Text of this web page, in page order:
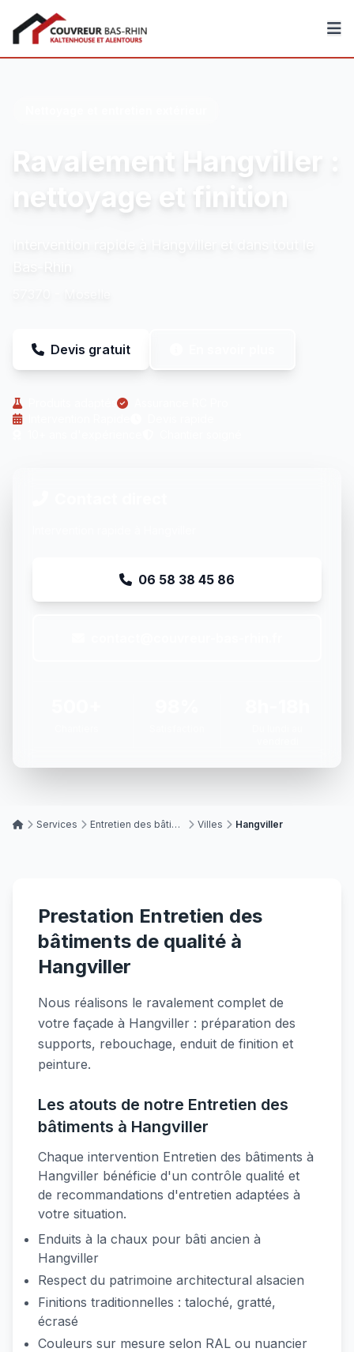
Couvreur Bas-Rhin
Ravalement Hangviller :
nettoyage et finition
Devis gratuit
06 58 38 45 86
Services Entretien des bâtiments Villes Hangviller
Prestation Entretien des
bâtiments de qualité à
Hangviller
Nous réalisons le ravalement complet de
votre façade à Hangviller : préparation des
supports, rebouchage, enduit de finition et
peinture.
Les atouts de notre Entretien des
bâtiments à Hangviller
Chaque intervention Entretien des bâtiments à
Hangviller bénéficie d'un contrôle qualité et
de recommandations d'entretien adaptées à
votre situation.
Enduits à la chaux pour bâti ancien à
Hangviller
Respect du patrimoine architectural alsacien
Finitions traditionnelles : taloché, gratté,
écrasé
Couleurs sur mesure selon RAL ou nuancier